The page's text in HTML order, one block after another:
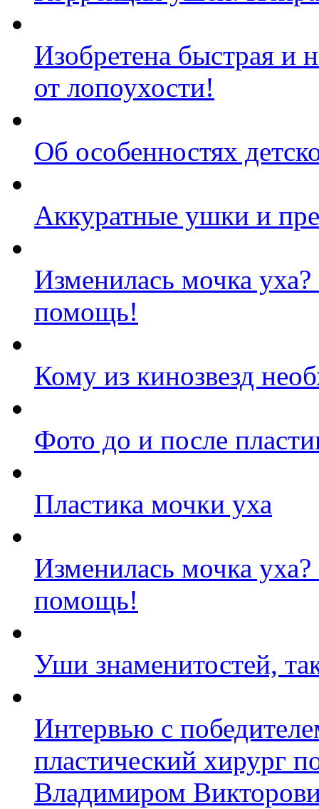
Изобретена быстрая и
от лопоухости!
Об особенностях
Аккуратные ушки и
Изменилась мочка
помощь!
Кому из кинозвезд
Фото до и после
Пластика мочки уха
Изменилась мочка
помощь!
Уши знаменитостей,
Интервью с
пластический хирург
Владимиром